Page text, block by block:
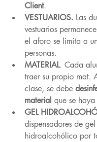
Client.
VESTUARIOS. Las
vestuarios
el aforo se limita a
personas.
MATERIAL. Cada
traer su propio mat.
clase, se debe
material que se
GEL
dispensadores de gel
hidroalcohólico por